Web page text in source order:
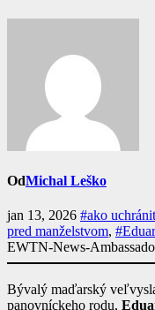
OdMichal Leško
jan 13, 2026 #ako
pred manželstvom,
EWTN-News-
Bývalý maďarský
panovníckeho rodu,